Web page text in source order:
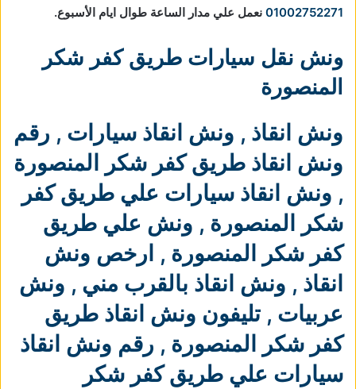
01002752271 نعمل علي مدار الساعة طوال ايام الأسبوع.
ونش نقل سيارات طريق كفر شكر
المنصورة
ونش انقاذ , ونش انقاذ سيارات , رقم
ونش انقاذ طريق كفر شكر المنصورة
, ونش انقاذ سيارات علي طريق كفر
شكر المنصورة , ونش علي طريق
كفر شكر المنصورة , ارخص ونش
انقاذ , ونش انقاذ بالقرب مني , ونش
عربيات , تليفون ونش انقاذ طريق
كفر شكر المنصورة , رقم ونش انقاذ
سيارات علي طريق كفر شكر